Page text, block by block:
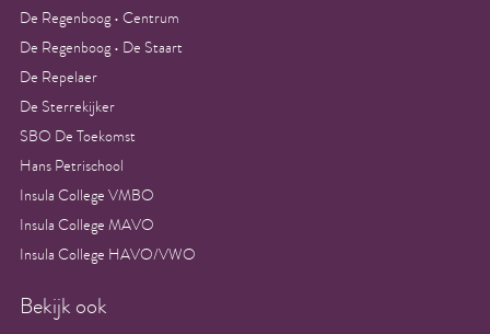
De Regenboog • Centrum
De Regenboog • De Staart
De Repelaer
De Sterrekijker
SBO De Toekomst
Hans Petrischool
Insula College VMBO
Insula College MAVO
Insula College HAVO/VWO
Bekijk ook